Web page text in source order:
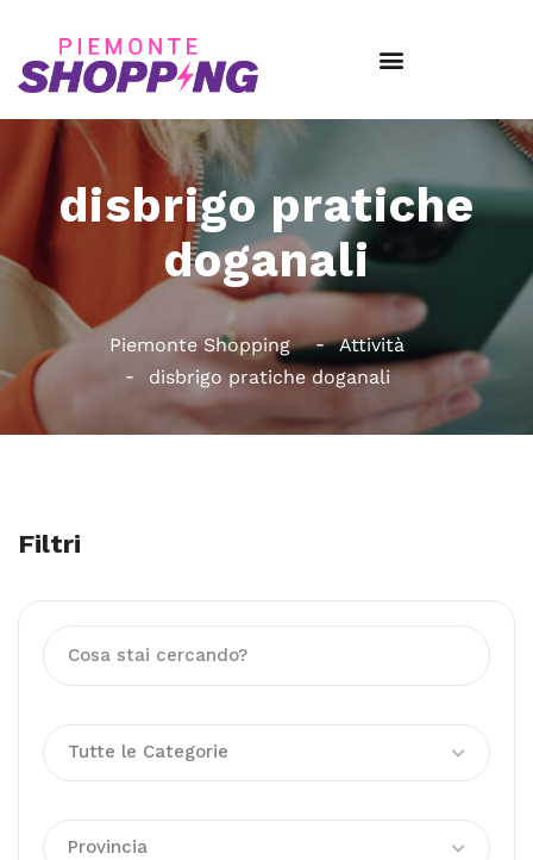
disbrigo pratiche
doganali
Piemonte Shopping
Attività
disbrigo pratiche doganali
Filtri
Tutte le Categorie
Provincia